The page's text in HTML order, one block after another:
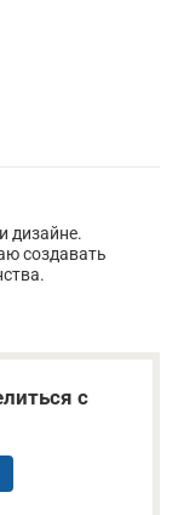
дизайне.
создавать
с